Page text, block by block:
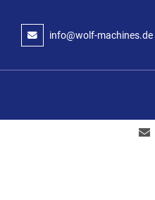
info@wolf-machines.de